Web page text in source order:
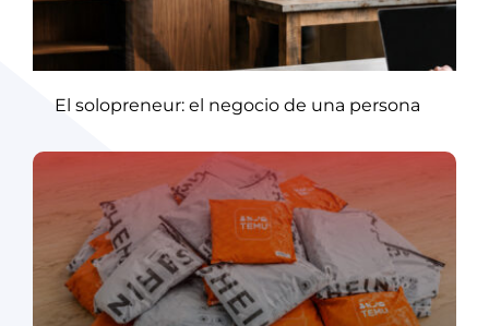
El solopreneur: el negocio de una persona